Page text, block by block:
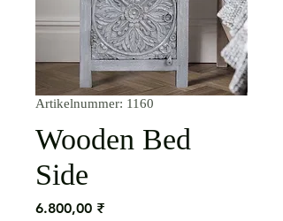
Artikelnummer: 1160
Wooden Bed
Side
6.800,00 ₹Preis